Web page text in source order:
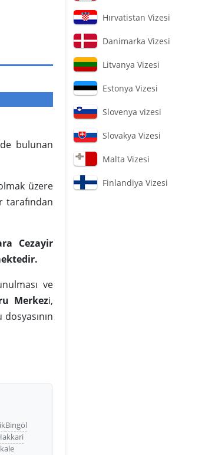
bulunan
üzere
tarafından
Cezayir
ve
Merkezi,
Bingöl
Hırvatistan Vizesi
Danimarka Vizesi
Litvanya Vizesi
Estonya Vizesi
Slovenya vizesi
Slovakya Vizesi
Malta Vizesi
Finlandiya Vizesi